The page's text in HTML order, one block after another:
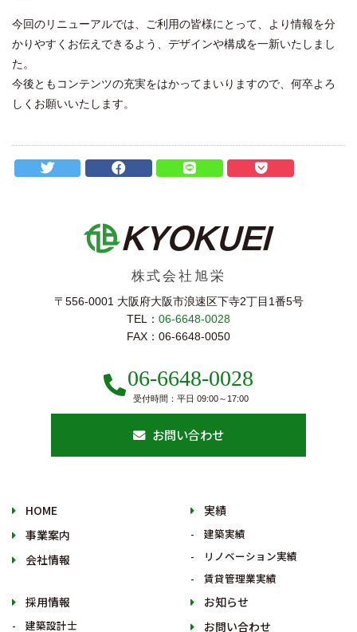
今回のリニューアルでは、ご利用の皆様にとって、より情報を分
かりやすくお伝えできるよう、デザインや構成を一新いたしまし
た。
今後ともコンテンツの充実をはかってまいりますので、何卒よろ
しくお願いいたします。
株式会社旭栄
〒556-0001 大阪府大阪市浪速区下寺2丁⽬1番5号
TEL： 06-6648-0028
FAX：06-6648-0050
06-6648-0028
受付時間：平日 09:00～17:00
お問い合わせ
HOME
事業案内
会社情報
実績
建築実績
リノベーション実績
賃貸管理業実績
採用情報
建築設計士
お知らせ
お問い合わせ